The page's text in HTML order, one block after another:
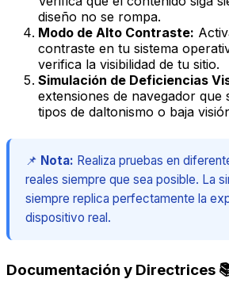
diseño no se rompa.
Modo de Alto Contraste:
contraste en tu sistema
verifica la visibilidad de tu sitio.
Simulación de Deficiencias
extensiones de navegador que
tipos de daltonismo o baja
📌 Nota: Realiza pruebas en
reales siempre que sea posible. La
siempre replica perfectamente la
dispositivo real.
Documentación y Directrices